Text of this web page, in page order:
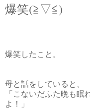
爆笑(≧▽≦)
爆笑したこと。
母と話をしていると、
「こないだふた晩も
よ！」